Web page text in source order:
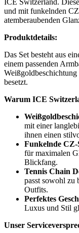
ICE Switzerland.
und mit funkelnden
atemberaubenden
Produktdetails:
Das Set besteht aus
einem passenden
besetzt.
Warum ICE
mit einer
ihnen einen
Funkelnde CZ-
für maximalen
Blickfang.
Tennis Chain
passt sowohl zu
Outfits.
Perfektes
Luxus und Stil
Unser